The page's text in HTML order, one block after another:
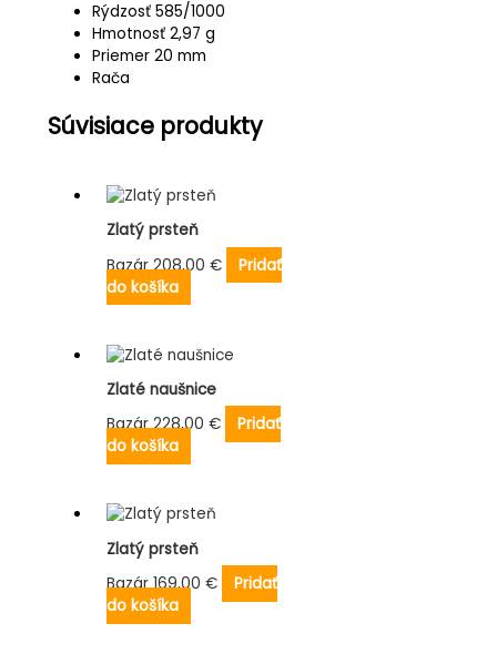
Rýdzosť 585/1000
Hmotnosť 2,97 g
Priemer 20 mm
Rača
Súvisiace produkty
Zlatý prsteň
Bazár208,00€
Pridať
do košíka
Zlaté naušnice
Bazár228,00€
Pridať
do košíka
Zlatý prsteň
Bazár169,00€
Pridať
do košíka